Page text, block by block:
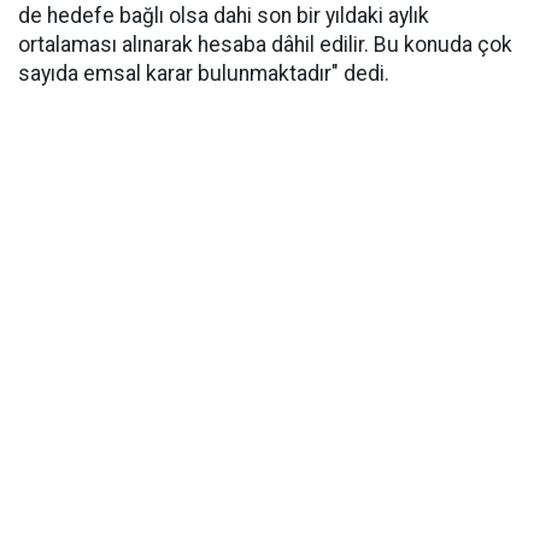
de hedefe bağlı olsa dahi son bir yıldaki aylık
ortalaması alınarak hesaba dâhil edilir. Bu konuda çok
sayıda emsal karar bulunmaktadır" dedi.